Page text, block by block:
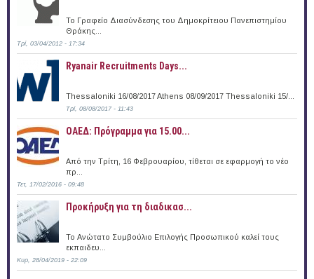
Το Γραφείο Διασύνδεσης του Δημοκρίτειου Πανεπιστημίου
Θράκης...
Τρί, 03/04/2012 - 17:34
Ryanair Recruitments Days...
Thessaloniki 16/08/2017 Athens 08/09/2017 Thessaloniki 15/...
Τρί, 08/08/2017 - 11:43
ΟΑΕΔ: Πρόγραμμα για 15.00...
Από την Τρίτη, 16 Φεβρουαρίου, τίθεται σε εφαρμογή το νέο
πρ...
Τετ, 17/02/2016 - 09:48
Προκήρυξη για τη διαδικασ...
Το Ανώτατο Συμβούλιο Επιλογής Προσωπικού καλεί τους
εκπαιδευ...
Κυρ, 28/04/2019 - 22:09